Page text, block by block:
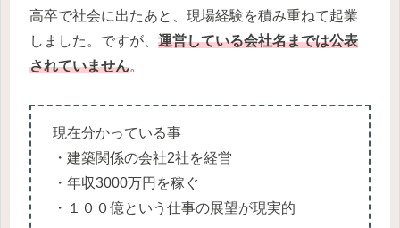
高卒で社会に出たあと、現場経験を積み重ねて起業
しました。ですが、 運営している会社名までは公表
されていません。
現在分かっている事
・建築関係の会社2社を経営
・年収3000万円を稼ぐ
・１００億という仕事の展望が現実的